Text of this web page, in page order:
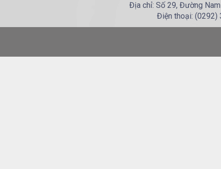
Địa chỉ: Số 29, Đường
Điện thoại: (0292)